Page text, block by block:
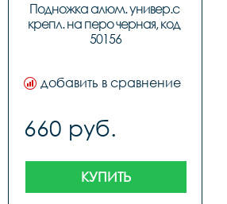
Подножка алюм. универ.с
крепл. на перо черная, код
50156
добавить в сравнение
660 руб.
КУПИТЬ